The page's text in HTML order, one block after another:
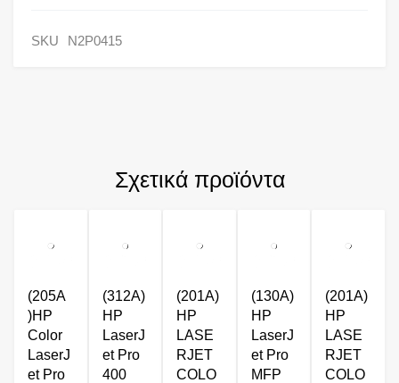
SKU N2P0415
Σχετικά προϊόντα
(205A
)HP
Color
LaserJ
et Pro
(312A)
HP
LaserJ
et Pro
400
(201A)
HP
LASE
RJET
COLO
(130A)
HP
LaserJ
et Pro
MFP
(201A)
HP
LASE
RJET
COLO